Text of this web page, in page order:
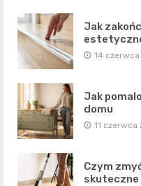
Jak
14
Jak
domu
11 czerwca
Czym
skuteczne